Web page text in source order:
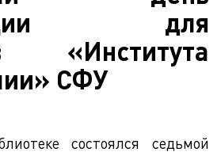
для
«Института
СФУ
состоялся седьмой